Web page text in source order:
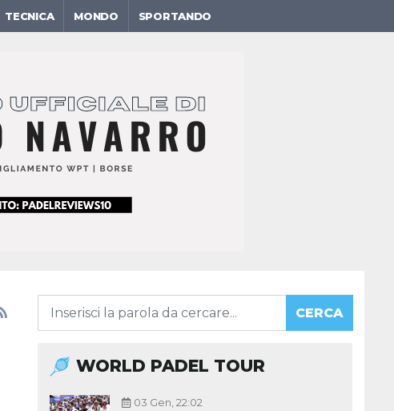
TECNICA MONDO SPORTANDO
CERCA
WORLD PADEL TOUR
03 Gen, 22:02